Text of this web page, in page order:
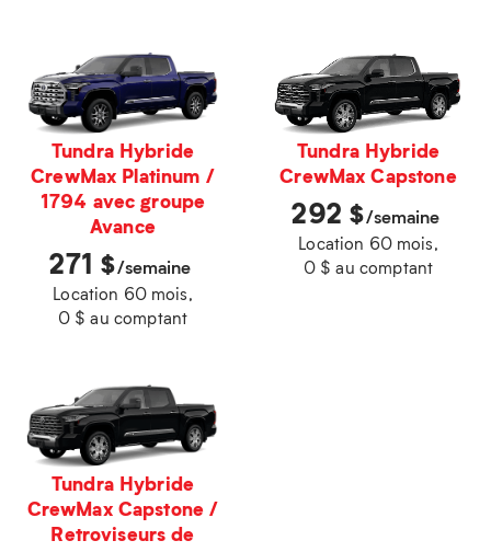
Tundra Hybride
CrewMax Platinum /
1794 avec groupe
Avance
271 $/semaine
Location 60 mois,
0 $ au comptant
Tundra Hybride
CrewMax Capstone
292 $/semaine
Location 60 mois,
0 $ au comptant
Tundra Hybride
CrewMax Capstone /
Retroviseurs de